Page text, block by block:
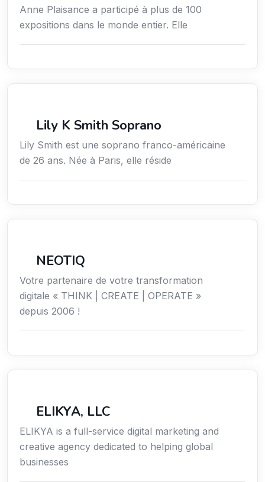
Anne Plaisance a participé à plus de 100
expositions dans le monde entier. Elle
Lily K Smith Soprano
Lily Smith est une soprano franco-américaine
de 26 ans. Née à Paris, elle réside
NEOTIQ
Votre partenaire de votre transformation
digitale « THINK | CREATE | OPERATE »
depuis 2006 !
ELIKYA, LLC
ELIKYA is a full-service digital marketing and
creative agency dedicated to helping global
businesses